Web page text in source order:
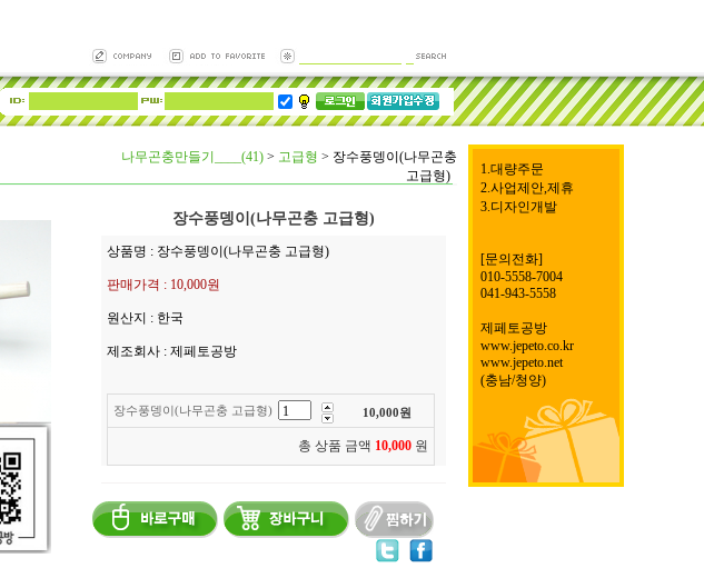
나무곤충만들기____(41) > 고급형 > 장수풍뎅이(나무곤충
고급형)
장수풍뎅이(나무곤충 고급형)
상품명 : 장수풍뎅이(나무곤충 고급형)
판매가격 : 10,000원
원산지 : 한국
제조회사 : 제페토공방
장수풍뎅이(나무곤충 고급형) 10,000원
총 상품 금액 10,000 원
1.대량주문
2.사업제안,제휴
3.디자인개발
[문의전화]
010-5558-7004
041-943-5558
제페토공방
www.jepeto.co.kr
www.jepeto.net
(충남/청양)